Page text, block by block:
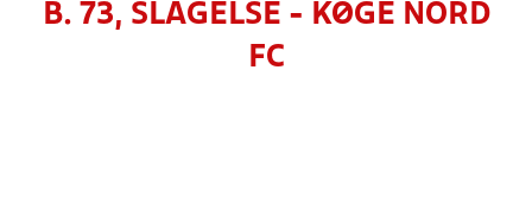
B. 73, SLAGELSE - KØGE NORD
FC